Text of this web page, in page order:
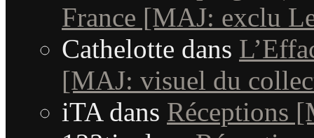
France [MAJ: exclu
Cathelotte dans
[MAJ: visuel du
iTAdans Réceptions